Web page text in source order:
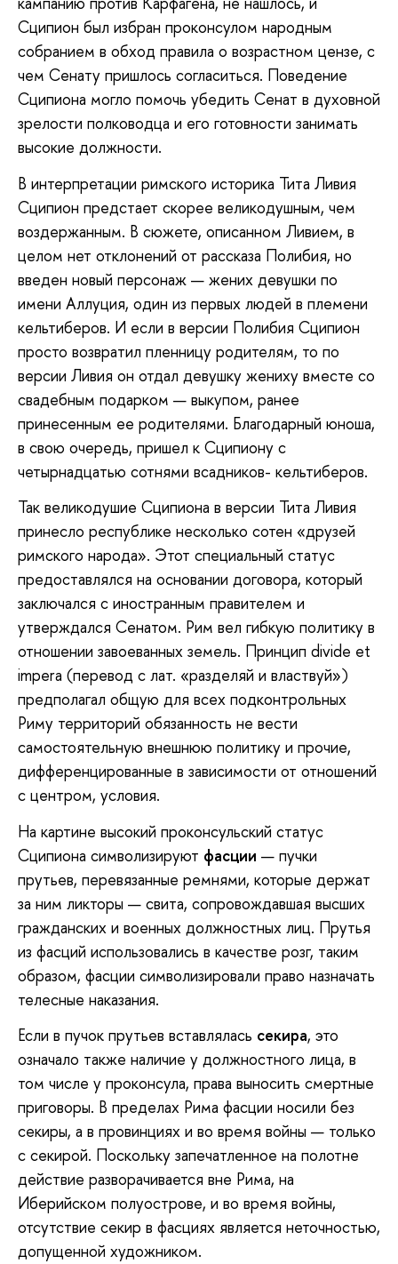
Сципион был избран проконсулом народным
собранием в обход правила о возрастном цензе, с
чем Сенату пришлось согласиться. Поведение
Сципиона могло помочь убедить Сенат в духовной
зрелости полководца и его готовности занимать
высокие должности.
В интерпретации римского историка Тита Ливия
Сципион предстает скорее великодушным, чем
воздержанным. В сюжете, описанном Ливием, в
целом нет отклонений от рассказа Полибия, но
введен новый персонаж — жених девушки по
имени Аллуция, один из первых людей в племени
кельтиберов. И если в версии Полибия Сципион
просто возвратил пленницу родителям, то по
версии Ливия он отдал девушку жениху вместе со
свадебным подарком — выкупом, ранее
принесенным ее родителями. Благодарный юноша,
в свою очередь, пришел к Сципиону с
четырнадцатью сотнями всадников- кельтиберов.
Так великодушие Сципиона в версии Тита Ливия
принесло республике несколько сотен «друзей
римского народа». Этот специальный статус
предоставлялся на основании договора, который
заключался с иностранным правителем и
утверждался Сенатом. Рим вел гибкую политику в
отношении завоеванных земель. Принцип divide et
impera (перевод с лат. «разделяй и властвуй»)
предполагал общую для всех подконтрольных
Риму территорий обязанность не вести
самостоятельную внешнюю политику и прочие,
дифференцированные в зависимости от отношений
с центром, условия.
На картине высокий проконсульский статус
Сципиона символизируют фасции — пучки
прутьев, перевязанные ремнями, которые держат
за ним ликторы — свита, сопровождавшая высших
гражданских и военных должностных лиц. Прутья
из фасций использовались в качестве розг, таким
образом, фасции символизировали право назначать
телесные наказания.
Если в пучок прутьев вставлялась секира, это
означало также наличие у должностного лица, в
том числе у проконсула, права выносить смертные
приговоры. В пределах Рима фасции носили без
секиры, а в провинциях и во время войны — только
с секирой. Поскольку запечатленное на полотне
действие разворачивается вне Рима, на
Иберийском полуострове, и во время войны,
отсутствие секир в фасциях является неточностью,
допущенной художником.